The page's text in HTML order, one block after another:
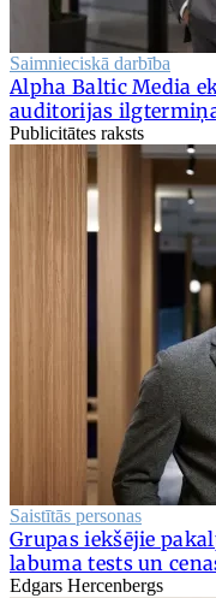
Saimnieciskā darbība
Alpha Baltic Media
auditorijas
Publicitātes raksts
Saistītās personas
Grupas iekšējie
labuma tests un
Edgars Hercenbergs